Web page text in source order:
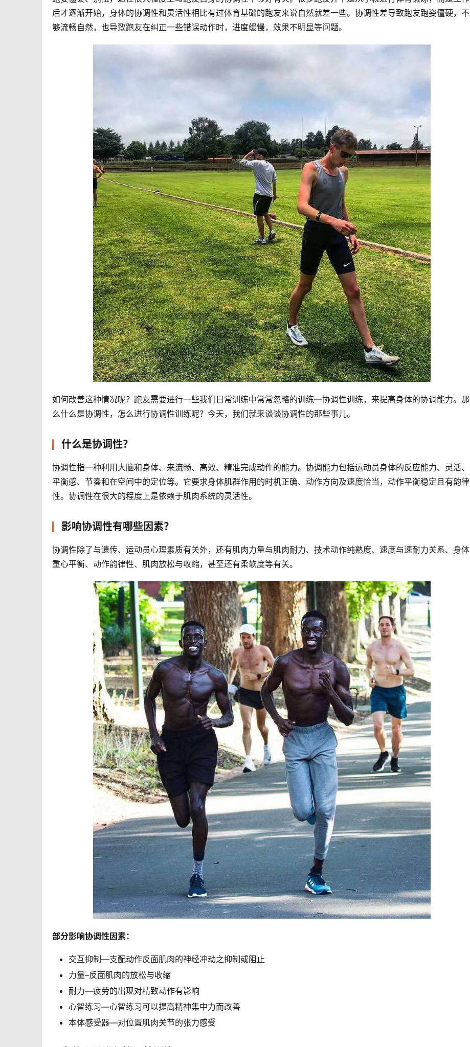
后才逐渐开始，身体的协调性和灵活性相比有过体育基础的跑友来说自然就差一些。协调性差导致跑友跑姿僵硬，不
够流畅自然，也导致跑友在纠正一些错误动作时，进度缓慢，效果不明显等问题。
如何改善这种情况呢？跑友需要进行一些我们日常训练中常常忽略的训练—协调性训练，来提高身体的协调能力。那
么什么是协调性，怎么进行协调性训练呢？今天，我们就来谈谈协调性的那些事儿。
什么是协调性？
协调性指一种利用大脑和身体、来流畅、高效、精准完成动作的能力。协调能力包括运动员身体的反应能力、灵活、
平衡感、节奏和在空间中的定位等。它要求身体肌群作用的时机正确、动作方向及速度恰当，动作平衡稳定且有韵律
性。协调性在很大的程度上是依赖于肌肉系统的灵活性。
影响协调性有哪些因素？
协调性除了与遗传、运动员心理素质有关外，还有肌肉力量与肌肉耐力、技术动作纯熟度、速度与速耐力关系、身体
重心平衡、动作韵律性、肌肉放松与收缩，甚至还有柔软度等有关。
部分影响协调性因素：
交互抑制—支配动作反面肌肉的神经冲动之抑制或阻止
力量–反面肌肉的放松与收缩
耐力—疲劳的出现对精致动作有影响
心智练习—心智练习可以提高精神集中力而改善
本体感受器—对位置肌肉关节的张力感受